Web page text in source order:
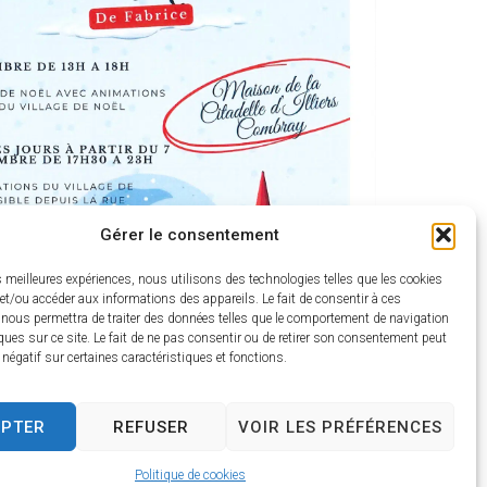
Gérer le consentement
meilleures expériences, nous utilisons des technologies telles que les cookies
ou accéder aux informations des appareils. Le fait de consentir à ces
permettra de traiter des données telles que le comportement de navigation
sur ce site. Le fait de ne pas consentir ou de retirer son consentement peut
négatif sur certaines caractéristiques et fonctions.
REFUSER VOIR LES PRÉFÉRENCES
Politique de cookies